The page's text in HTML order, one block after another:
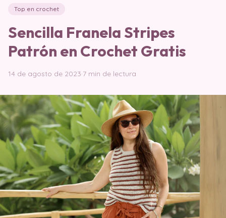
Top en crochet
Sencilla Franela Stripes
Patrón en Crochet Gratis
14 de agosto de 2023·7 min de lectura